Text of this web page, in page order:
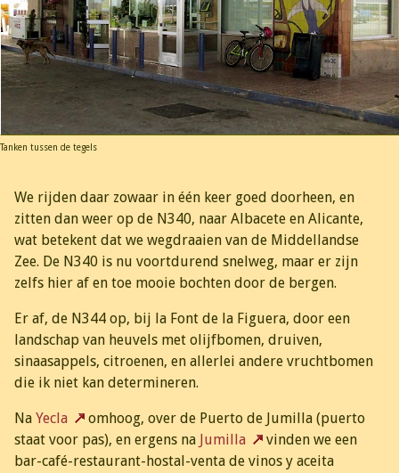
Tanken tussen de tegels
We rijden daar zowaar in één keer goed doorheen, en
zitten dan weer op de N340, naar Albacete en Alicante,
wat betekent dat we wegdraaien van de Middellandse
Zee. De N340 is nu voortdurend snelweg, maar er zijn
zelfs hier af en toe mooie bochten door de bergen.
Er af, de N344 op, bij la Font de la Figuera, door een
landschap van heuvels met olijfbomen, druiven,
sinaasappels, citroenen, en allerlei andere vruchtbomen
die ik niet kan determineren.
Na Yecla
omhoog, over de Puerto de Jumilla (puerto
staat voor pas), en ergens na Jumilla
vinden we een
bar-café-restaurant-hostal-venta de vinos y aceita